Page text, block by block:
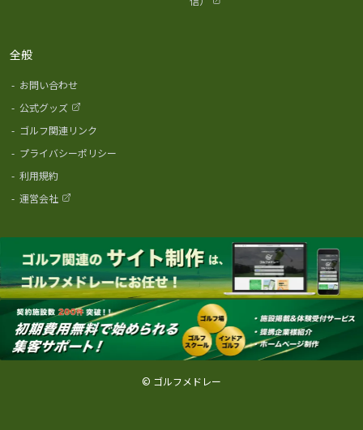
全般
- お問い合わせ
- 公式グッズ
- ゴルフ関連リンク
- プライバシーポリシー
- 利用規約
- 運営会社
© ゴルフメドレー